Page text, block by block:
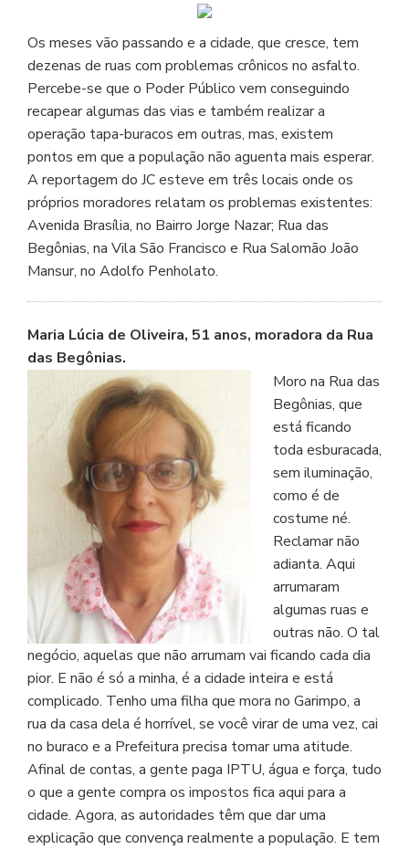
Os meses vão passando e a cidade, que cresce, tem
dezenas de ruas com problemas crônicos no asfalto.
Percebe-se que o Poder Público vem conseguindo
recapear algumas das vias e também realizar a
operação tapa-buracos em outras, mas, existem
pontos em que a população não aguenta mais esperar.
A reportagem do JC esteve em três locais onde os
próprios moradores relatam os problemas existentes:
Avenida Brasília, no Bairro Jorge Nazar; Rua das
Begônias, na Vila São Francisco e Rua Salomão João
Mansur, no Adolfo Penholato.
Maria Lúcia de Oliveira, 51 anos, moradora da Rua
das Begônias.
Moro na Rua das
Begônias, que
está ficando
toda esburacada,
sem iluminação,
como é de
costume né.
Reclamar não
adianta. Aqui
arrumaram
algumas ruas e
outras não. O tal
negócio, aquelas que não arrumam vai ficando cada dia
pior. E não é só a minha, é a cidade inteira e está
complicado. Tenho uma filha que mora no Garimpo, a
rua da casa dela é horrível, se você virar de uma vez, cai
no buraco e a Prefeitura precisa tomar uma atitude.
Afinal de contas, a gente paga IPTU, água e força, tudo
o que a gente compra os impostos fica aqui para a
cidade. Agora, as autoridades têm que dar uma
explicação que convença realmente a população. E tem